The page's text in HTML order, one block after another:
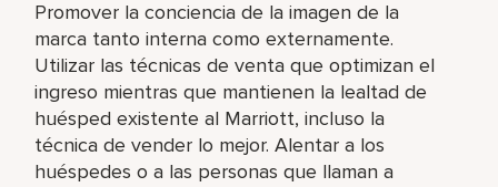
Promover la conciencia de la imagen de la
marca tanto interna como externamente.
Utilizar las técnicas de venta que optimizan el
ingreso mientras que mantienen la lealtad de
huésped existente al Marriott, incluso la
técnica de vender lo mejor. Alentar a los
huéspedes o a las personas que llaman a